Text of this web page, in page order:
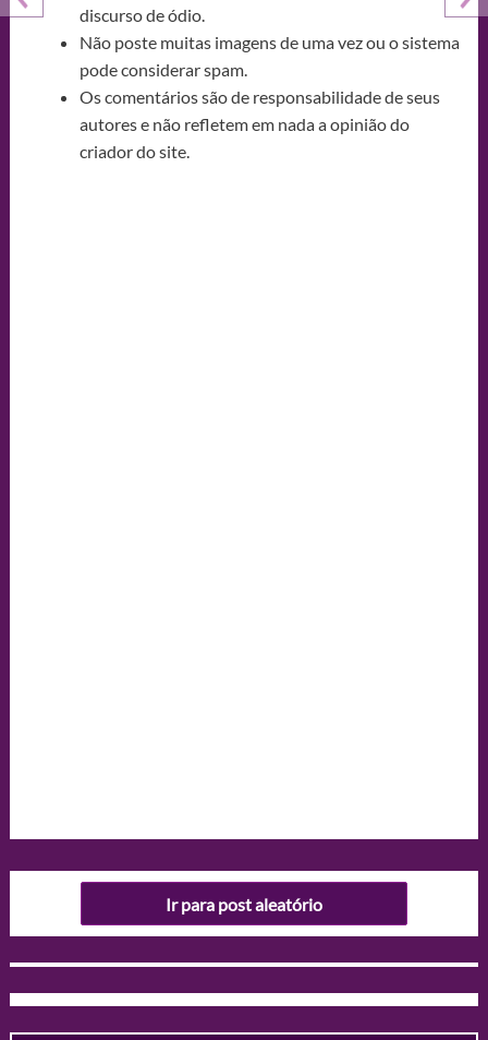
discurso de ódio.
Não poste muitas imagens de uma vez ou o sistema
pode considerar spam.
Os comentários são de responsabilidade de seus
autores e não refletem em nada a opinião do
criador do site.
Ir para post aleatório